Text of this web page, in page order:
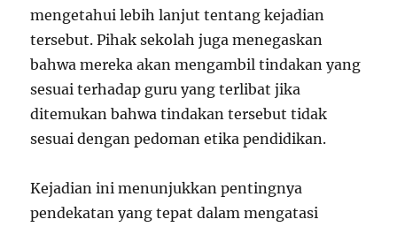
mengetahui lebih lanjut tentang kejadian
tersebut. Pihak sekolah juga menegaskan
bahwa mereka akan mengambil tindakan yang
sesuai terhadap guru yang terlibat jika
ditemukan bahwa tindakan tersebut tidak
sesuai dengan pedoman etika pendidikan.
Kejadian ini menunjukkan pentingnya
pendekatan yang tepat dalam mengatasi